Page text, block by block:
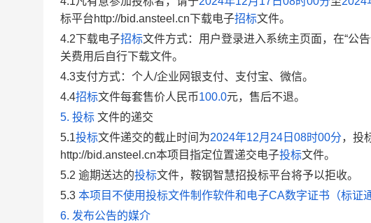
标平台http://bid.ansteel.cn下载电子招标文件。
4.2下载电子招标文件方式：用户登录进入系统主页面，在“公
关费用后自行下载文件。
4.3支付方式：个人/企业网银支付、支付宝、微信。
4.4招标文件每套售价人民币100.0元，售后不退。
5. 投标 文件的递交
5.1投标文件递交的截止时间为2024年12月24日08时00分，投
http://bid.ansteel.cn本项目指定位置递交电子投标文件。
5.2 逾期送达的投标文件， 鞍钢智慧招投标平台将予以拒收。
5.3 本项目不使用投标文件制作软件和电子CA数字证书（标证
6. 发布公告的媒介